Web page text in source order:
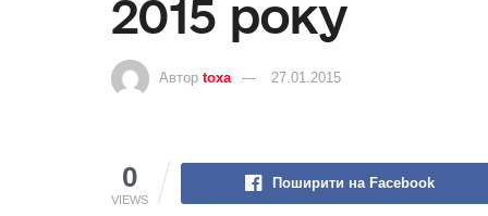
2015 року
Автор toxa 27.01.2015
0
VIEWS
Поширити на Facebook